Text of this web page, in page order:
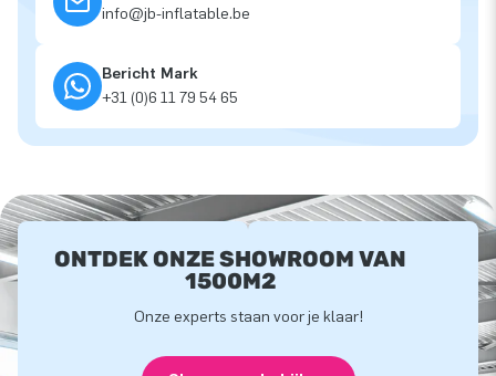
info@jb-inflatable.be
Bericht Mark
+31 (0)6 11 79 54 65
ONTDEK ONZE SHOWROOM VAN
1500M2
Onze experts staan voor je klaar!